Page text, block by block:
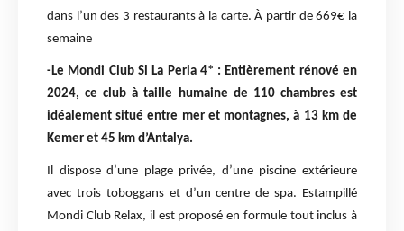
dans l’un des 3 restaurants à la carte. À partir de 669€ la
semaine
-Le Mondi Club Sl La Perla 4* : Entièrement rénové en
2024, ce club à taille humaine de 110 chambres est
idéalement situé entre mer et montagnes, à 13 km de
Kemer et 45 km d’Antalya.
Il dispose d’une plage privée, d’une piscine extérieure
avec trois toboggans et d’un centre de spa. Estampillé
Mondi Club Relax, il est proposé en formule tout inclus à